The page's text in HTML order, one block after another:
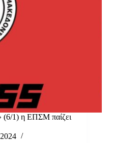
(6/1) η ΕΠΣΜ παίζει